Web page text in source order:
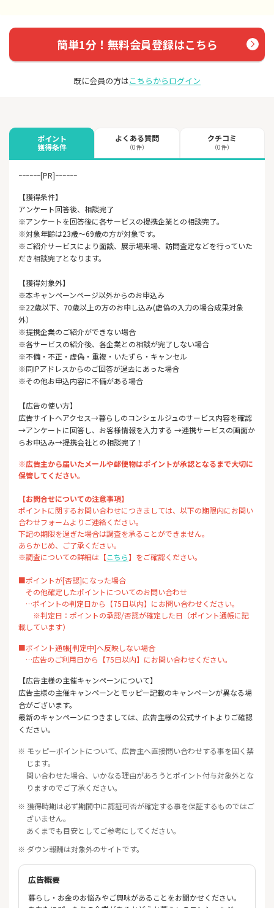
簡単1分！無料会員登録はこちら
既に会員の方はこちらからログイン
ポイント
獲得条件
よくある質問
（0件）
クチコミ
（0件）
ｰｰｰｰｰｰ[PR]ｰｰｰｰｰｰ
【獲得条件】
アンケート回答後、相談完了
※アンケートを回答後に各サービスの提携企業との相談完了。
※対象年齢は23歳～69歳の方が対象です。
※ご紹介サービスにより面談、展示場来場、訪問査定などを行っていた
だき相談完了となります。
【獲得対象外】
※本キャンペーンページ以外からのお申込み
※22歳以下、70歳以上の方のお申し込み(虚偽の入力の場合成果対象
外）
※提携企業のご紹介ができない場合
※各サービスの紹介後、各企業との相談が完了しない場合
※不備・不正・虚偽・重複・いたずら・キャンセル
※同IPアドレスからのご回答が過去にあった場合
※その他お申込内容に不備がある場合
【広告の使い方】
広告サイトへアクセス→暮らしのコンシェルジュのサービス内容を確認
→アンケートに回答し、お客様情報を入力する →連携サービスの画面か
らお申込み→提携会社との相談完了！
※広告主から届いたメールや郵便物はポイントが承認となるまで大切に
保管してください。
【お問合せについての注意事項】
ポイントに関するお問い合わせにつきましては、以下の期限内にお問い
合わせフォームよりご連絡ください。
下記の期限を過ぎた場合は調査を承ることができません。
あらかじめ、ご了承ください。
※調査についての詳細は【こちら】をご確認ください。
■ポイントが[否認]になった場合
その他確定したポイントについてのお問い合わせ
…ポイントの判定日から【75日以内】にお問い合わせください。
※判定日：ポイントの承認/否認が確定した日（ポイント通帳に記
載しています）
■ポイント通帳[判定中]へ反映しない場合
…広告のご利用日から【75日以内】にお問い合わせください。
【広告主様の主催キャンペーンについて】
広告主様の主催キャンペーンとモッピー記載のキャンペーンが異なる場
合がございます。
最新のキャンペーンにつきましては、広告主様の公式サイトよりご確認
ください。
※ モッピーポイントについて、広告主へ直接問い合わせする事を固く禁
じます。
問い合わせた場合、いかなる理由があろうとポイント付与対象外とな
りますのでご了承ください。
※ 獲得時期は必ず期間中に認証可否が確定する事を保証するものではご
ざいません。
あくまでも目安としてご参考にしてください。
※ ダウン報酬は対象外のサイトです。
広告概要
暮らし・お金のお悩みやご興味があることをお聞かせください。